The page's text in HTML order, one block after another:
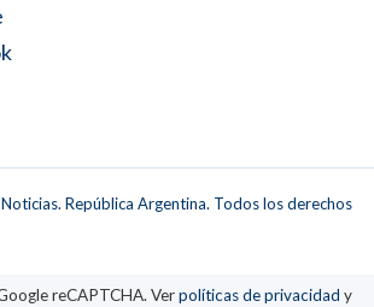
República Argentina. Todos los derechos
reCAPTCHA. Verpolíticas de privacidad y